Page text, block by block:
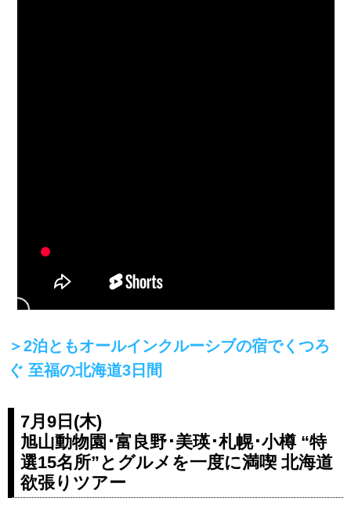
＞2泊ともオールインクルーシブの宿でくつろ
ぐ 至福の北海道3日間
7月9日(木)
旭山動物園･富良野･美瑛･札幌･小樽 “特
選15名所”とグルメを一度に満喫 北海道
欲張りツアー